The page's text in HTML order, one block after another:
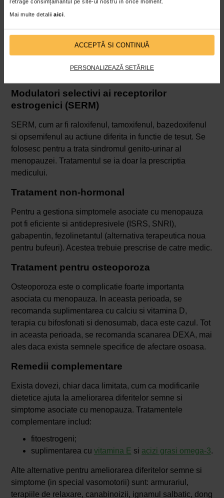
Mai multe detalii aici
ACCEPTĂ SI CONTINUĂ
PERSONALIZEAZĂ SETĂRILE
Tratament local (vaginal)
cu estrogen. Amelioreaza uscaciunea si disconfortul de
la acest nivel. Simptomele si semnele genito-urinare
asociate cu menopauza sunt foarte deranjante, dar
tratamentul local este eficient in ameliorarea lor.
Modulatori selectivi ai receptorilor
estrogenici (SERM)
SERM, cum ar fi raloxifenul, tamoxifenul, bazedoxifenul
si opsemifenul au actiune diferita in functie de tesut. Se
folosesc pentru a trata sindromul genito-urinar al
menopauzei. Tratamentul se ia doar la prescriptia
medicului.
Tratament non-hormonal
Pentru a gestiona simptomele asociate cu menopauza
pot fi eficiente si antidepresivele (ISRS, SNRI),
gabapentin, fezolinetantul (alternativa terapeutica noua
pentru bufeuri). Acestea trebuie prescrise de catre medic.
Tratament pentru osteoporoza
Osteoporoza este o complicatie foarte importanta
asociata cu menopauza. In aceasta perioada, se
recomanda suplimentarea cu calciu si vitamina D,
terapia cu bifosfonati si denosumab, daca este cazul. Tot
in aceasta perioada, se recomanda scanarea DEXA, mai
ales daca exista semnele specifice de afectare osoasa.
Remedii complementare
Exista dovezi, chiar daca limitata, cum ca modificarile
dietetice ajuta la ameliorarea diferitelor semne si
simptome asociate cu menopauza. Tratamentele
complementare includ:
fitoestrogeni;
suplimentarea cu vitamina E si acizi grasi omega-3.
Alte alternative pentru ameliorarea diferitelor semne si
simptome (in special vasomotorii) sunt: armurariul,
terapiile de relaxare, canabinoizii, ignamul salbatic, dong